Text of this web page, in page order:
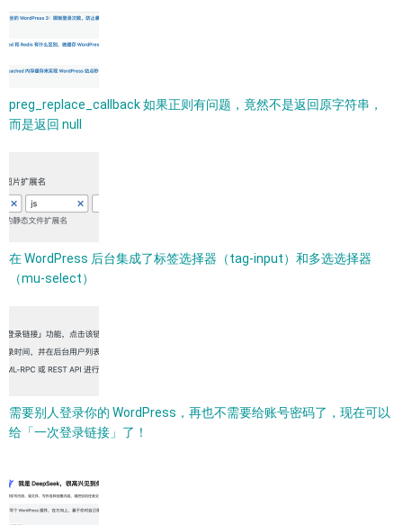
preg_replace_callback 如果正则有问题，竟然不是返回原字符串，
而是返回 null
在 WordPress 后台集成了标签选择器（tag-input）和多选选择器
（mu-select）
需要别人登录你的 WordPress，再也不需要给账号密码了，现在可以
给「一次登录链接」了！